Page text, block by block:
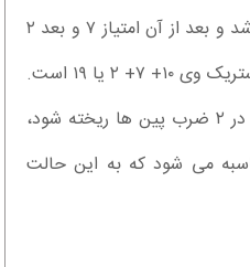
بازیکن ضربه استریک داشته باشد و بعد از آن امتیاز ۷ و بعد ۲
امتیاز کسب کند، ارزش امتیاز استریک وی ۱۰+ ۷+ ۲ یا ۱۹ است.
ولی به جهت دیگر در صورتیکه در ۲ ضرب پین ها ریخته شود،
۲ برابر محاسبه می شود که به این حالت